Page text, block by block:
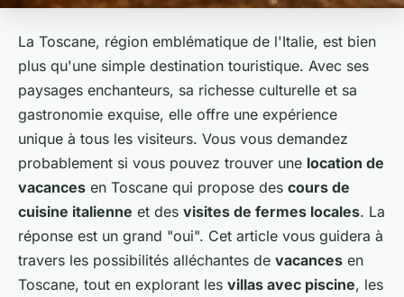
La Toscane, région emblématique de l'Italie, est bien
plus qu'une simple destination touristique. Avec ses
paysages enchanteurs, sa richesse culturelle et sa
gastronomie exquise, elle offre une expérience
unique à tous les visiteurs. Vous vous demandez
probablement si vous pouvez trouver une location de
vacances en Toscane qui propose des cours de
cuisine italienne et des visites de fermes locales. La
réponse est un grand "oui". Cet article vous guidera à
travers les possibilités alléchantes de vacances en
Toscane, tout en explorant les villas avec piscine, les